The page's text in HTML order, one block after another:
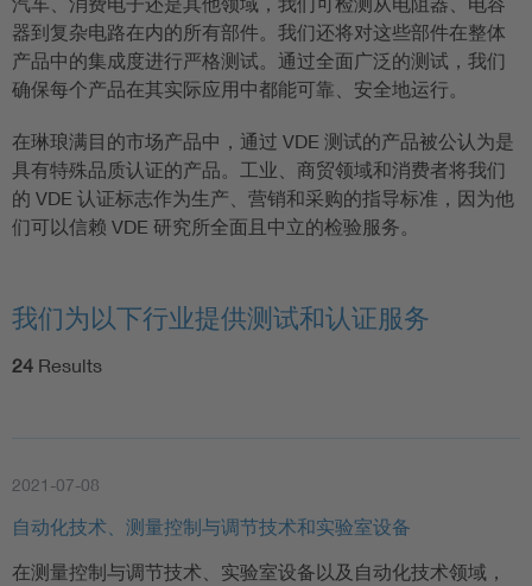
器到复杂电路在内的所有部件。我们还将对这些部件在整体
产品中的集成度进行严格测试。通过全面广泛的测试，我们
确保每个产品在其实际应用中都能可靠、安全地运行。
在琳琅满目的市场产品中，通过 VDE 测试的产品被公认为是
具有特殊品质认证的产品。工业、商贸领域和消费者将我们
的 VDE 认证标志作为生产、营销和采购的指导标准，因为他
们可以信赖 VDE 研究所全面且中立的检验服务。
我们为以下行业提供测试和认证服务
24 Results
2021-07-08
自动化技术、测量控制与调节技术和实验室设备
在测量控制与调节技术、实验室设备以及自动化技术领域，